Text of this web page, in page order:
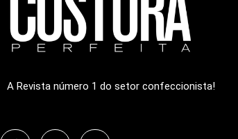
A Revista número 1 do setor confeccionista!